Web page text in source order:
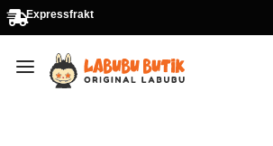
Expressfrakt